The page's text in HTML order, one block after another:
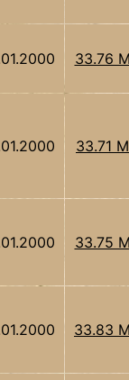
33.76
33.71
33.75
33.83